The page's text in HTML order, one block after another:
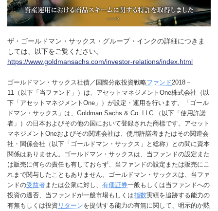
ザ・ゴールドマン・サックス・グループ・インクの詳細につきま
しては、以下をご覧ください。
https://www.goldmansachs.com/investor-relations/index.html
ゴールドマン・サックス社債／国際分散投資戦略ファンド2018－
11（以下「当ファンド」）は、アセットマネジメントOne株式会社（以
下「アセットマネジメントOne」）が設定・運用を行います。「ゴール
ドマン・サックス」は、Goldman Sachs & Co. LLC.（以下「使用許諾
者」）の日本およびその他の国において登録された商標です。アセット
マネジメントOneおよびその関連会社は、使用許諾者またはその関連会
社・関係会社（以下「ゴールドマン・サックス」と総称）との間に資本
関係はありません。ゴールドマン・サックスは、当ファンドの設定また
は販売に何らの責任も有しておらず、当ファンドの設定または販売にこ
れまで関与したこともありません。ゴールドマン・サックスは、当ファ
ンドの受益者または公衆に対し、 有価証券一般もしくは当ファンドへの
投資の適否、当ファンドが一般市場もしくは指数実績を追跡する能力の
有無もしくは投資 リターンを提供する能力の有無に関して、明示的か黙